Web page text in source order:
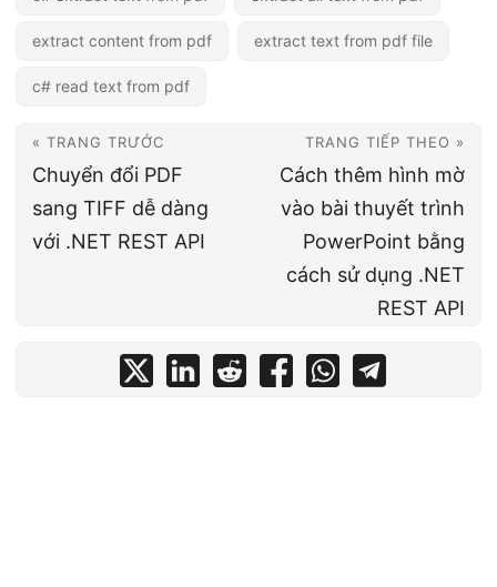
extract content from pdf extract text from pdf file
c# read text from pdf
« TRANG TRƯỚC
Chuyển đổi PDF
sang TIFF dễ dàng
với .NET REST API
TRANG TIẾP THEO »
Cách thêm hình mờ
vào bài thuyết trình
PowerPoint bằng
cách sử dụng .NET
REST API